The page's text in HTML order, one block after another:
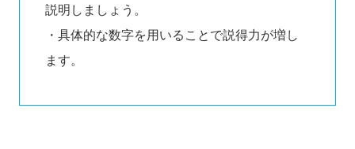
説明しましょう。
・具体的な数字を用いることで説得力が増し
ます。